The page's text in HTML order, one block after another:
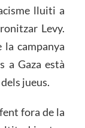
lluiti a
Levy.
campanya
a Gaza està
jueus.
fora de la